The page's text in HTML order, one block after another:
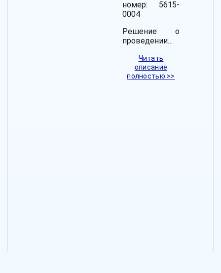
номер: 5615-
0004
Решение о
проведении…
Читать
описание
полностью >>